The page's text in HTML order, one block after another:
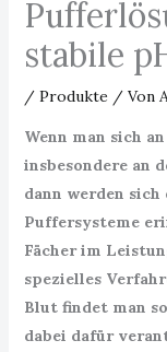
stabile
/ Produkte/ Von
Wenn man sich
insbesondere an
dann werden
Puffersysteme
Fächer im
spezielles
Blut findet man
dabei dafür